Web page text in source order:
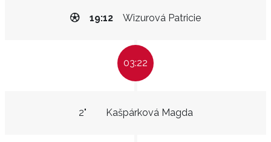
Wizurová Patricie
19:12
03:22
Kašpárková Magda
2"